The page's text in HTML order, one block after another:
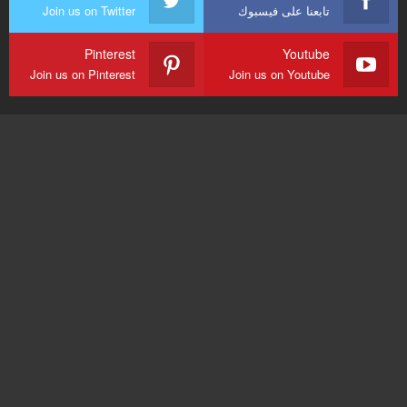
تابعنا على فيسبوك Join us on Twitter
Youtube
Join us on Youtube
Pinterest
Join us on Pinterest